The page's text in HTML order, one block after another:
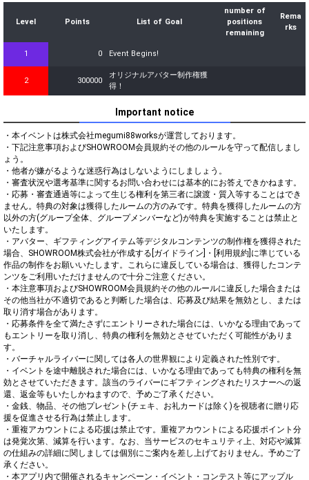
Level Points List of Goal
number of
positions
remaining
Rema
rks
1 0 Event Begins!
2 300000
オリジナルアバター制作権獲
得！
Important notice
・本イベントは株式会社megumi88worksが運営しております。
・下記注意事項およびSHOWROOM会員規約その他のルールを守って配信しまし
ょう。
・他者が嫌がるような迷惑行為はしないようにしましょう。
・審査状況や選考基準に関するお問い合わせには基本的にお答えできかねます。
・応募・審査通過等によって生じる権利を第三者に譲渡・質入等することはでき
ません。特典の対象は獲得したルームの方のみです。特典を獲得したルームの方
以外の方(グループ全体、グループメンバーなど)が特典を実施することは禁止と
いたします。
・アバター、ギフティングアイテム等デジタルコンテンツの制作権を獲得された
場合、SHOWROOM株式会社が作成する[ガイドライン]・[利用規約]に準じている
作品の制作をお願いいたします。これらに違反している場合は、獲得したコンテ
ンツをご利用いただけませんので十分ご注意ください。
・本注意事項およびSHOWROOM会員規約その他のルールに違反した場合または
その他当社が不適切であると判断した場合は、応募及び結果を無効とし、または
取り消す場合があります。
・応募条件を全て満たさずにエントリーされた場合には、いかなる理由であって
もエントリーを取り消し、特典の権利を無効とさせていただく可能性がありま
す。
・バーチャルライバーに関しては各人の世界観により定義された性別です。
・イベントを途中離脱された場合には、いかなる理由であっても特典の権利を無
効とさせていただきます。該当のライバーにギフティングされたリスナーへの返
還、返金等もいたしかねますので、予めご了承ください。
・金銭、物品、その他プレゼント(チェキ、お礼カードは除く)を視聴者に贈り応
援を促進させる行為は禁止します。
・重複アカウントによる応援は禁止です。重複アカウントによる応援ポイント分
は発覚次第、減算を行います。なお、当サービスのセキュリティ上、対応や減算
の仕組みの詳細に関しましては個別にご案内を差し上げておりません。予めご了
承ください。
・本アプリ内で開催されるキャンペーン・イベント・コンテスト等にアップル